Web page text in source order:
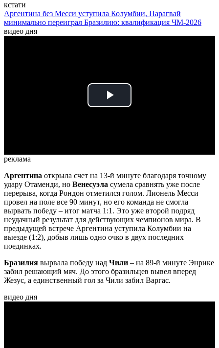
кстати
Аргентина без Месси уступила Колумбии, Парагвай
минимально переиграл Бразилию: квалификация ЧМ-2026
видео дня
Play
реклама
Аргентина открыла счет на 13-й минуте благодаря точному
удару Отаменди, но Венесуэла сумела сравнять уже после
перерыва, когда Рондон отметился голом. Лионель Месси
провел на поле все 90 минут, но его команда не смогла
вырвать победу – итог матча 1:1. Это уже второй подряд
неудачный результат для действующих чемпионов мира. В
предыдущей встрече Аргентина уступила Колумбии на
выезде (1:2), добыв лишь одно очко в двух последних
поединках.
Бразилия вырвала победу над Чили – на 89-й минуте Энрике
забил решающий мяч. До этого бразильцев вывел вперед
Жезус, а единственный гол за Чили забил Варгас.
видео дня